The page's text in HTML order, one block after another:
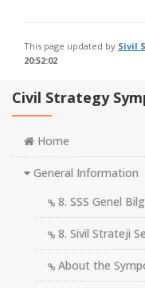
This page updated by Sivil
20:52:02
Civil Strategy
Home
General Information
8. SSS Genel
8. Sivil Strateji
About the